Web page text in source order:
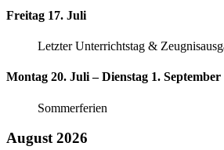
Freitag 17. Juli
Letzter Unterrichtstag &
Montag 20. Juli – Dienstag 1. September
Sommerferien
August 2026